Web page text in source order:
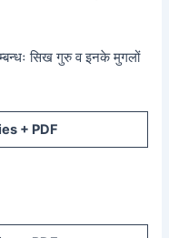
सिख गुरु व इनके मुगलों
+ PDF